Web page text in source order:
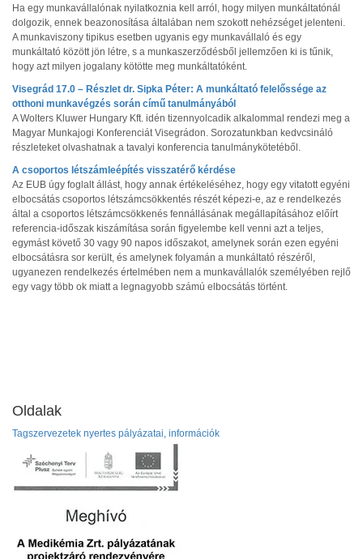
Ha egy munkavállalónak nyilatkoznia kell arról, hogy milyen munkáltatónál
dolgozik, ennek beazonosítása általában nem szokott nehézséget jelenteni.
A munkaviszony tipikus esetben ugyanis egy munkavállaló és egy
munkáltató között jön létre, s a munkaszerződésből jellemzően ki is tűnik,
hogy azt milyen jogalany kötötte meg munkáltatóként.
Visegrád 17.0 – Részlet dr. Sipka Péter: A munkáltató felelőssége az
otthoni munkavégzés során című tanulmányából
A Wolters Kluwer Hungary Kft. idén tizennyolcadik alkalommal rendezi meg a
Magyar Munkajogi Konferenciát Visegrádon. Sorozatunkban kedvcsináló
részleteket olvashatnak a tavalyi konferencia tanulmánykötetéből.
A csoportos létszámleépítés visszatérő kérdése
Az EUB úgy foglalt állást, hogy annak értékeléséhez, hogy egy vitatott egyéni
elbocsátás csoportos létszámcsökkentés részét képezi‑e, az e rendelkezés
által a csoportos létszámcsökkenés fennállásának megállapításához előírt
referencia‑időszak kiszámítása során figyelembe kell venni azt a teljes,
egymást követő 30 vagy 90 napos időszakot, amelynek során ezen egyéni
elbocsátásra sor került, és amelynek folyamán a munkáltató részéről,
ugyanezen rendelkezés értelmében nem a munkavállalók személyében rejlő
egy vagy több ok miatt a legnagyobb számú elbocsátás történt.
Oldalak
Tagszervezetek nyertes pályázatai, információk